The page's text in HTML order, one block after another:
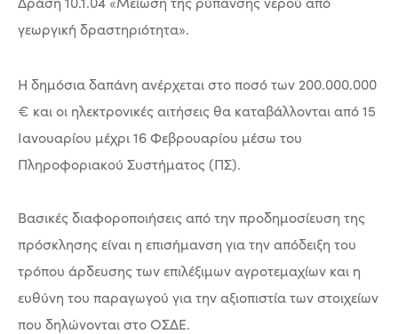
γεωργική δραστηριότητα».
Η δημόσια δαπάνη ανέρχεται στο ποσό των 200.000.000
€ και οι ηλεκτρονικές αιτήσεις θα καταβάλλονται από 15
Ιανουαρίου μέχρι 16 Φεβρουαρίου μέσω του
Πληροφοριακού Συστήματος (ΠΣ).
Βασικές διαφοροποιήσεις από την προδημοσίευση της
πρόσκλησης είναι η επισήμανση για την απόδειξη του
τρόπου άρδευσης των επιλέξιμων αγροτεμαχίων και η
ευθύνη του παραγωγού για την αξιοπιστία των στοιχείων
που δηλώνονται στο ΟΣΔΕ.